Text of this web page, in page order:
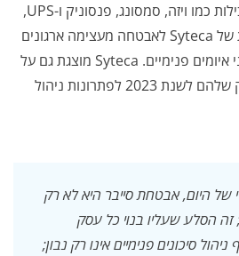
מהימנים על ידי חברות מובילות כמו ויזה, סמסונג, פנסוניק ו-UPS,
הגישה הממוקדת האנושית של Syteca לאבטחה מעצימה ארגונים
להתגונן בצורה איתנה מפני איומים פנימיים. Syteca מוצגת גם על
ידי Gartner במדריך השוק שלהם לשנת 2023 לפתרונות ניהול
של היום, אבטחת סייבר היא לא רק
הסלע שעליו בנוי כל עסק
סיכונים פנימיים אינו רק נבון;